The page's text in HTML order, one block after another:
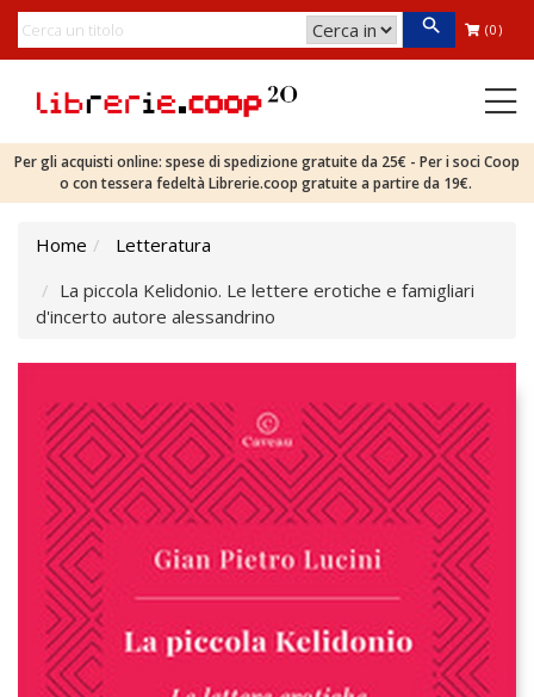
(0)
Per gli acquisti online: spese di spedizione gratuite da 25€ - Per i soci Coop
o con tessera fedeltà Librerie.coop gratuite a partire da 19€.
Home
Letteratura
La piccola Kelidonio. Le lettere erotiche e famigliari
d'incerto autore alessandrino